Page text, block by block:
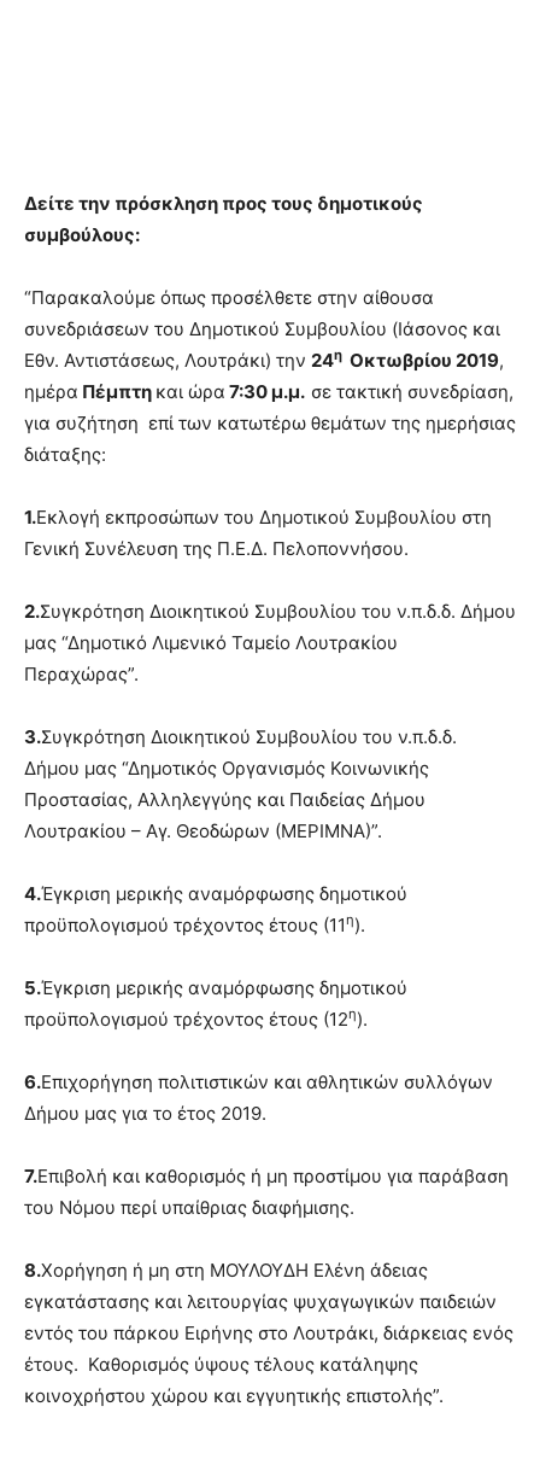
Δείτε την πρόσκληση προς τους δημοτικούς
συμβούλους:
“Παρακαλούμε όπως προσέλθετε στην αίθουσα
συνεδριάσεων του Δημοτικού Συμβουλίου (Ιάσονος και
Εθν. Αντιστάσεως, Λουτράκι) την 24η Οκτωβρίου 2019,
ημέρα Πέμπτη και ώρα 7:30 μ.μ. σε τακτική συνεδρίαση,
για συζήτηση επί των κατωτέρω θεμάτων της ημερήσιας
διάταξης:
1.Εκλογή εκπροσώπων του Δημοτικού Συμβουλίου στη
Γενική Συνέλευση της Π.Ε.Δ. Πελοποννήσου.
2.Συγκρότηση Διοικητικού Συμβουλίου του ν.π.δ.δ. Δήμου
μας “Δημοτικό Λιμενικό Ταμείο Λουτρακίου
Περαχώρας”.
3.Συγκρότηση Διοικητικού Συμβουλίου του ν.π.δ.δ.
Δήμου μας “Δημοτικός Οργανισμός Κοινωνικής
Προστασίας, Αλληλεγγύης και Παιδείας Δήμου
Λουτρακίου – Αγ. Θεοδώρων (ΜΕΡΙΜΝΑ)”.
4.Έγκριση μερικής αναμόρφωσης δημοτικού
προϋπολογισμού τρέχοντος έτους (11η).
5.Έγκριση μερικής αναμόρφωσης δημοτικού
προϋπολογισμού τρέχοντος έτους (12η).
6.Επιχορήγηση πολιτιστικών και αθλητικών συλλόγων
Δήμου μας για το έτος 2019.
7.Επιβολή και καθορισμός ή μη προστίμου για παράβαση
του Νόμου περί υπαίθριας διαφήμισης.
8.Χορήγηση ή μη στη ΜΟΥΛΟΥΔΗ Ελένη άδειας
εγκατάστασης και λειτουργίας ψυχαγωγικών παιδειών
εντός του πάρκου Ειρήνης στο Λουτράκι, διάρκειας ενός
έτους. Καθορισμός ύψους τέλους κατάληψης
κοινοχρήστου χώρου και εγγυητικής επιστολής”.